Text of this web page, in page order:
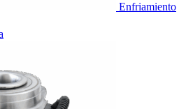
Enfriamiento